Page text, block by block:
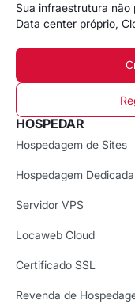
Sua infraestrutura não
Data center próprio,
HOSPEDAR
Hospedagem de Sites
Hospedagem Dedicada
Servidor VPS
Locaweb Cloud
Certificado SSL
Revenda de